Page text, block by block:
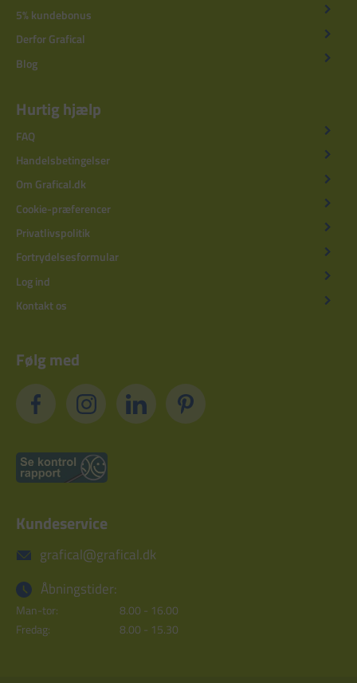
5% kundebonus
Derfor Grafical
Blog
Hurtig hjælp
FAQ
Handelsbetingelser
Om Grafical.dk
Cookie-præferencer
Privatlivspolitik
Fortrydelsesformular
Log ind
Kontakt os
Følg med
Kundeservice
grafical@grafical.dk
Åbningstider:
Man-tor:
8.00 - 16.00
Fredag:
8.00 - 15.30